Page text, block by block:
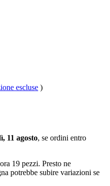
escluse )
11 agosto, se ordini entro
19 pezzi. Presto ne
potrebbe subire variazioni se